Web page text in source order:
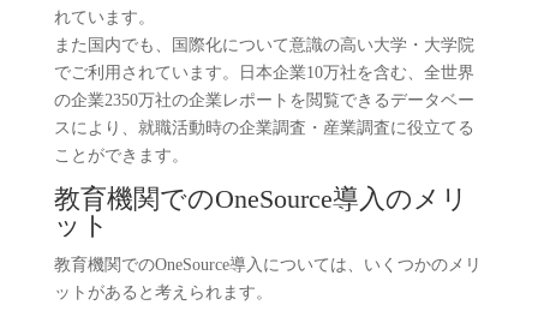
れています。
また国内でも、国際化について意識の高い大学・大学院
でご利用されています。日本企業10万社を含む、全世界
の企業2350万社の企業レポートを閲覧できるデータベー
スにより、就職活動時の企業調査・産業調査に役立てる
ことができます。
教育機関でのOneSource導入のメリ
ット
教育機関でのOneSource導入については、いくつかのメリ
ットがあると考えられます。